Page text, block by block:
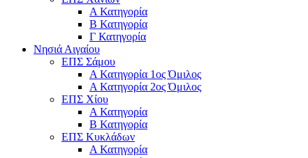
Α Κατηγορία
Β Κατηγορία
Γ Κατηγορία
Νησιά Αιγαίου
ΕΠΣ Σάμου
Α Κατηγορία 1ος Όμιλος
Α Κατηγορία 2ος Όμιλος
ΕΠΣ Χίου
Α Κατηγορία
Β Κατηγορία
ΕΠΣ Κυκλάδων
Α Κατηγορία